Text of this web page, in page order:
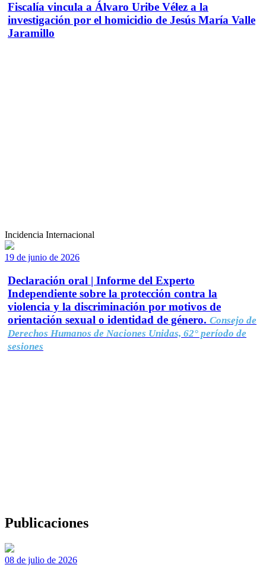
Fiscalía vincula a Álvaro Uribe Vélez a la
investigación por el homicidio de Jesús María Valle
Jaramillo
Incidencia Internacional
19 de junio de 2026
Declaración oral | Informe del Experto
Independiente sobre la protección contra la
violencia y la discriminación por motivos de
orientación sexual o identidad de género. Consejo de
Derechos Humanos de Naciones Unidas, 62° período de
sesiones
Publicaciones
08 de julio de 2026